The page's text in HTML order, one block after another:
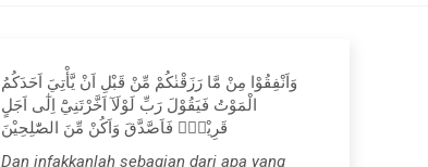
وَاَنْفِقُوْا مِنْ مَّا رَزَقْنٰكُمْ مِّنْ قَبْلِ اَنْ يَّأْتِيَ اَحَدَكُمُ
الْمَوْتُ فَيَقُوْلَ رَبِّ لَوْلَآ اَخَّرْتَنِيْٓ اِلٰٓى اَجَلٍ
قَرِيْبٍۚ فَاَصَّدَّقَ وَاَكُنْ مِّنَ الصّٰلِحِيْنَ
Dan infakkanlah sebagian dari apa yang